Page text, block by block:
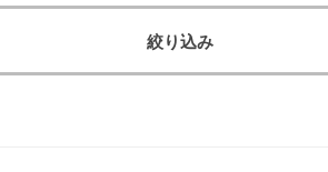
絞り込み